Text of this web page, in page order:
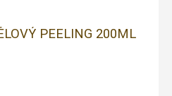
PEELING 200ML